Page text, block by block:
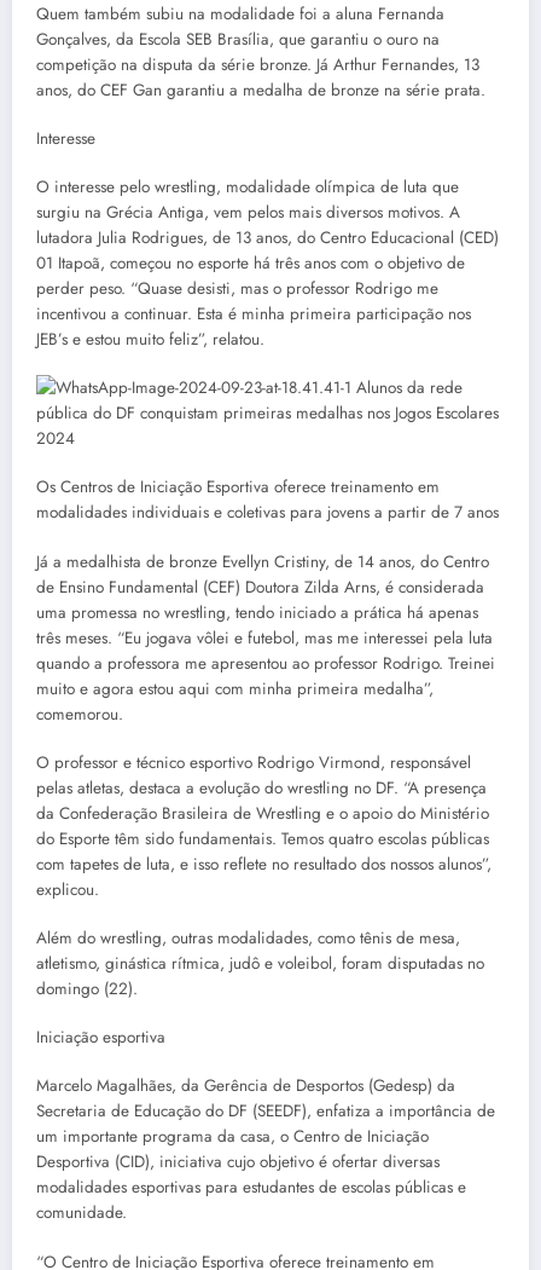
Quem também subiu na modalidade foi a aluna Fernanda
Gonçalves, da Escola SEB Brasília, que garantiu o ouro na
competição na disputa da série bronze. Já Arthur Fernandes, 13
anos, do CEF Gan garantiu a medalha de bronze na série prata.
Interesse
O interesse pelo wrestling, modalidade olímpica de luta que
surgiu na Grécia Antiga, vem pelos mais diversos motivos. A
lutadora Julia Rodrigues, de 13 anos, do Centro Educacional (CED)
01 Itapoã, começou no esporte há três anos com o objetivo de
perder peso. “Quase desisti, mas o professor Rodrigo me
incentivou a continuar. Esta é minha primeira participação nos
JEB’s e estou muito feliz”, relatou.
Os Centros de Iniciação Esportiva oferece treinamento em
modalidades individuais e coletivas para jovens a partir de 7 anos
Já a medalhista de bronze Evellyn Cristiny, de 14 anos, do Centro
de Ensino Fundamental (CEF) Doutora Zilda Arns, é considerada
uma promessa no wrestling, tendo iniciado a prática há apenas
três meses. “Eu jogava vôlei e futebol, mas me interessei pela luta
quando a professora me apresentou ao professor Rodrigo. Treinei
muito e agora estou aqui com minha primeira medalha”,
comemorou.
O professor e técnico esportivo Rodrigo Virmond, responsável
pelas atletas, destaca a evolução do wrestling no DF. “A presença
da Confederação Brasileira de Wrestling e o apoio do Ministério
do Esporte têm sido fundamentais. Temos quatro escolas públicas
com tapetes de luta, e isso reflete no resultado dos nossos alunos”,
explicou.
Além do wrestling, outras modalidades, como tênis de mesa,
atletismo, ginástica rítmica, judô e voleibol, foram disputadas no
domingo (22).
Iniciação esportiva
Marcelo Magalhães, da Gerência de Desportos (Gedesp) da
Secretaria de Educação do DF (SEEDF), enfatiza a importância de
um importante programa da casa, o Centro de Iniciação
Desportiva (CID), iniciativa cujo objetivo é ofertar diversas
modalidades esportivas para estudantes de escolas públicas e
comunidade.
“O Centro de Iniciação Esportiva oferece treinamento em